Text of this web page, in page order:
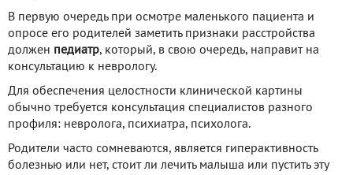
В первую очередь при осмотре маленького пациента и
опросе его родителей заметить признаки расстройства
должен педиатр, который, в свою очередь, направит на
консультацию к неврологу.
Для обеспечения целостности клинической картины
обычно требуется консультация специалистов разного
профиля: невролога, психиатра, психолога.
Родители часто сомневаются, является гиперактивность
болезнью или нет, стоит ли лечить малыша или пустить эту